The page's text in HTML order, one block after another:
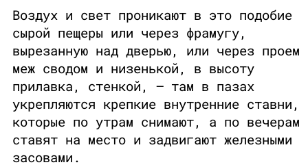
Воздух и свет проникают в это подобие
сырой пещеры или через фрамугу,
вырезанную над дверью, или через проем
меж сводом и низенькой, в высоту
прилавка, стенкой, — там в пазах
укрепляются крепкие внутренние ставни,
которые по утрам снимают, а по вечерам
ставят на место и задвигают железными
засовами.